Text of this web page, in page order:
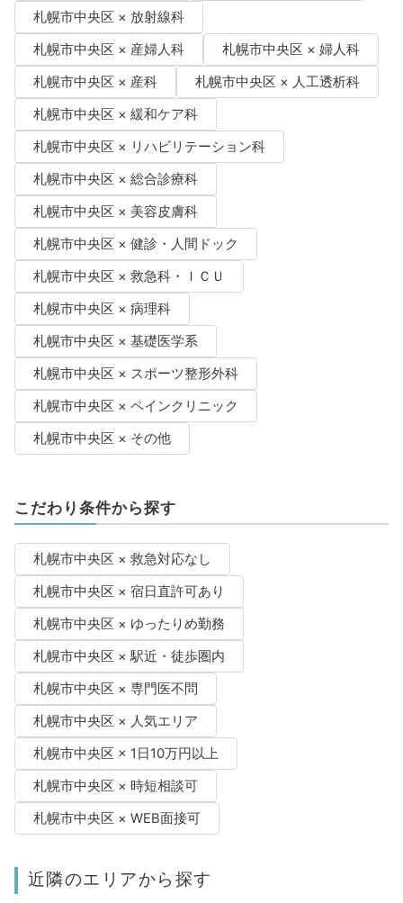
札幌市中央区 × 放射線科
札幌市中央区 × 産婦人科
札幌市中央区 × 婦人科
札幌市中央区 × 産科
札幌市中央区 × 人工透析科
札幌市中央区 × 緩和ケア科
札幌市中央区 × リハビリテーション科
札幌市中央区 × 総合診療科
札幌市中央区 × 美容皮膚科
札幌市中央区 × 健診・人間ドック
札幌市中央区 × 救急科・ＩＣＵ
札幌市中央区 × 病理科
札幌市中央区 × 基礎医学系
札幌市中央区 × スポーツ整形外科
札幌市中央区 × ペインクリニック
札幌市中央区 × その他
こだわり条件から探す
札幌市中央区 × 救急対応なし
札幌市中央区 × 宿日直許可あり
札幌市中央区 × ゆったりめ勤務
札幌市中央区 × 駅近・徒歩圏内
札幌市中央区 × 専門医不問
札幌市中央区 × 人気エリア
札幌市中央区 × 1日10万円以上
札幌市中央区 × 時短相談可
札幌市中央区 × WEB面接可
近隣のエリアから探す